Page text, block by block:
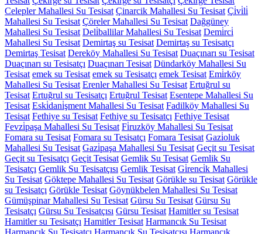
Celepler Mahallesi Su Tesisat Çinarcik Mahallesi Su Tesisat Çi̇vi̇li̇
Mahallesi Su Tesisat Çöreler Mahallesi Su Tesisat Dağgüney
Mahallesi Su Tesisat Deli̇ballilar Mahallesi Su Tesisat Demi̇rci̇
Mahallesi Su Tesisat Demirtaş su Tesisat Demirtaş su Tesisatçı
Demirtaş Tesisat Dereköy Mahallesi Su Tesisat Duaçınarı su Tesisat
Duaçınarı su Tesisatçı Duaçınarı Tesisat Dündarköy Mahallesi Su
Tesisat emek su Tesisat emek su Tesisatçı emek Tesisat Emi̇rköy
Mahallesi Su Tesisat Erenler Mahallesi Su Tesisat Ertuğrul su
Tesisat Ertuğrul su Tesisatçı Ertuğrul Tesisat Esentepe Mahallesi Su
Tesisat Eski̇dani̇şment Mahallesi Su Tesisat Fadilköy Mahallesi Su
Tesisat Fethiye su Tesisat Fethiye su Tesisatçı Fethiye Tesisat
Fevzi̇paşa Mahallesi Su Tesisat Fi̇ruzköy Mahallesi Su Tesisat
Fomara su Tesisat Fomara su Tesisatçı Fomara Tesisat Gazi̇oluk
Mahallesi Su Tesisat Gazi̇paşa Mahallesi Su Tesisat Geçit su Tesisat
Geçit su Tesisatçı Geçit Tesisat Gemlik Su Tesisat Gemlik Su
Tesisatçı Gemlik Su Tesisatçısı Gemlik Tesisat Gi̇renci̇k Mahallesi
Su Tesisat Göktepe Mahallesi Su Tesisat Görükle su Tesisat Görükle
su Tesisatçı Görükle Tesisat Göynükbelen Mahallesi Su Tesisat
Gümüşpinar Mahallesi Su Tesisat Gürsu Su Tesisat Gürsu Su
Tesisatçı Gürsu Su Tesisatçısı Gürsu Tesisat Hamitler su Tesisat
Hamitler su Tesisatçı Hamitler Tesisat Harmancık Su Tesisat
Harmancık Su Tesisatçı Harmancık Su Tesisatçısı Harmancık